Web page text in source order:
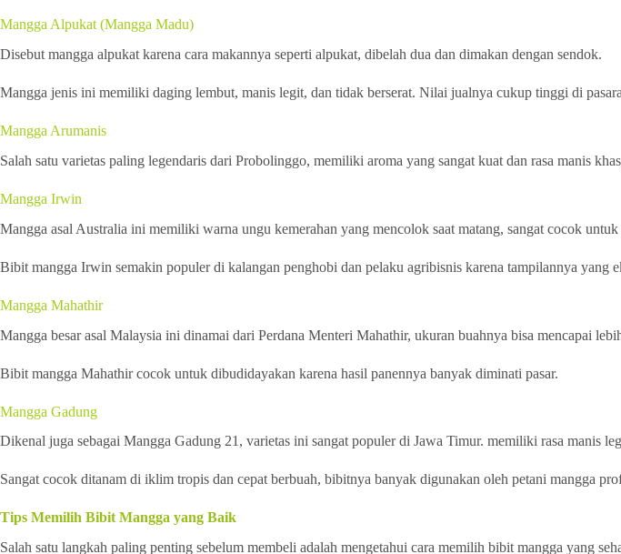
Mangga Alpukat (Mangga Madu)
Disebut mangga alpukat karena cara makannya seperti alpukat, dibelah dua dan dimakan dengan sendok.
Mangga jenis ini memiliki daging lembut, manis legit, dan tidak berserat. Nilai jualnya cukup tinggi di
Mangga Arumanis
Salah satu varietas paling legendaris dari Probolinggo, memiliki aroma yang sangat kuat dan rasa manis
Mangga Irwin
Mangga asal Australia ini memiliki warna ungu kemerahan yang mencolok saat matang, sangat cocok
Bibit mangga Irwin semakin populer di kalangan penghobi dan pelaku agribisnis karena tampilannya yang
Mangga Mahathir
Mangga besar asal Malaysia ini dinamai dari Perdana Menteri Mahathir, ukuran buahnya bisa mencapai
Bibit mangga Mahathir cocok untuk dibudidayakan karena hasil panennya banyak diminati pasar.
Mangga Gadung
Dikenal juga sebagai Mangga Gadung 21, varietas ini sangat populer di Jawa Timur. memiliki rasa manis
Sangat cocok ditanam di iklim tropis dan cepat berbuah, bibitnya banyak digunakan oleh petani mangga
Tips Memilih Bibit Mangga yang Baik
Salah satu langkah paling penting sebelum membeli adalah mengetahui cara memilih bibit mangga yang